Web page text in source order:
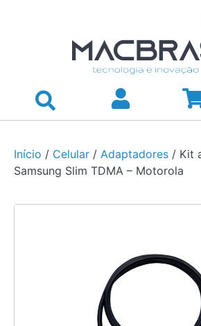
Início / Celular / Adaptadores / Kit
Samsung Slim TDMA – Motorola